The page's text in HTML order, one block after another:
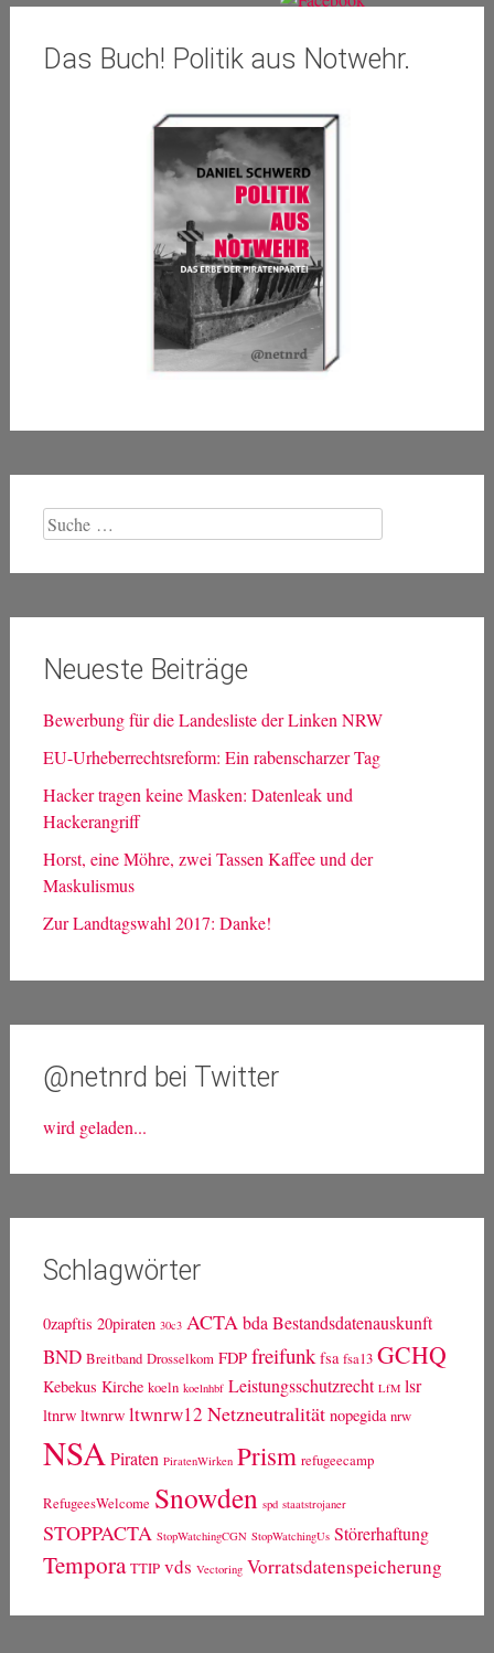
Das Buch! Politik aus Notwehr.
Suche
nach:
Neueste Beiträge
Bewerbung für die Landesliste der Linken NRW
EU-Urheberrechtsreform: Ein rabenscharzer Tag
Hacker tragen keine Masken: Datenleak und
Hackerangriff
Horst, eine Möhre, zwei Tassen Kaffee und der
Maskulismus
Zur Landtagswahl 2017: Danke!
@netnrd bei Twitter
wird geladen...
Schlagwörter
0zapftis 20piraten 30c3 ACTA bda Bestandsdatenauskunft
BND Breitband Drosselkom FDP freifunk fsa fsa13 GCHQ
Kebekus Kirche koeln koelnhbf Leistungsschutzrecht LfM lsr
ltnrw ltwnrw ltwnrw12 Netzneutralität nopegida nrw
NSA Piraten PiratenWirken Prism refugeecamp
RefugeesWelcome Snowden spd staatstrojaner
STOPPACTA StopWatchingCGN StopWatchingUs Störerhaftung
Tempora TTIP vds Vectoring Vorratsdatenspeicherung